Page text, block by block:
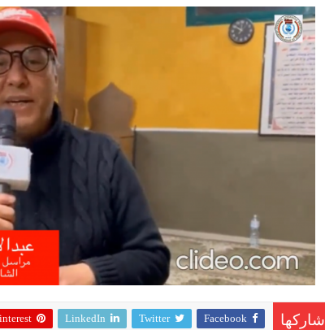
شاركها Facebook
Twitter
LinkedIn